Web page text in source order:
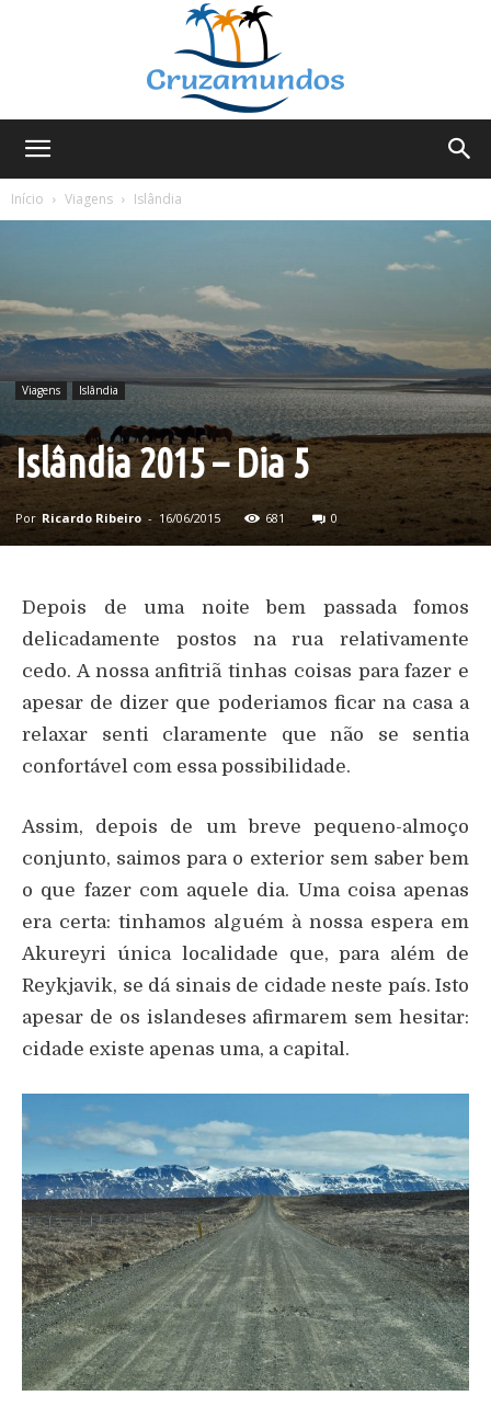
Início
Viagens Islândia
Viagens Islândia
Islândia 2015 – Dia 5
Por Ricardo Ribeiro - 16/06/2015 681 0
Depois de uma noite bem passada fomos
delicadamente postos na rua relativamente
cedo. A nossa anfitriã tinhas coisas para fazer e
apesar de dizer que poderiamos ficar na casa a
relaxar senti claramente que não se sentia
confortável com essa possibilidade.
Assim, depois de um breve pequeno-almoço
conjunto, saimos para o exterior sem saber bem
o que fazer com aquele dia. Uma coisa apenas
era certa: tinhamos alguém à nossa espera em
Akureyri única localidade que, para além de
Reykjavik, se dá sinais de cidade neste país. Isto
apesar de os islandeses afirmarem sem hesitar:
cidade existe apenas uma, a capital.